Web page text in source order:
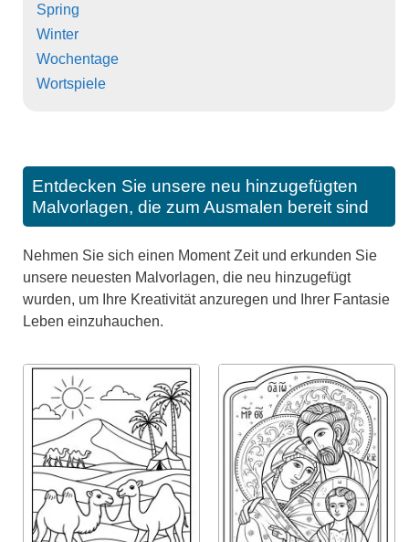
Spring
Winter
Wochentage
Wortspiele
Entdecken Sie unsere neu hinzugefügten
Malvorlagen, die zum Ausmalen bereit sind
Nehmen Sie sich einen Moment Zeit und erkunden Sie
unsere neuesten Malvorlagen, die neu hinzugefügt
wurden, um Ihre Kreativität anzuregen und Ihrer Fantasie
Leben einzuhauchen.